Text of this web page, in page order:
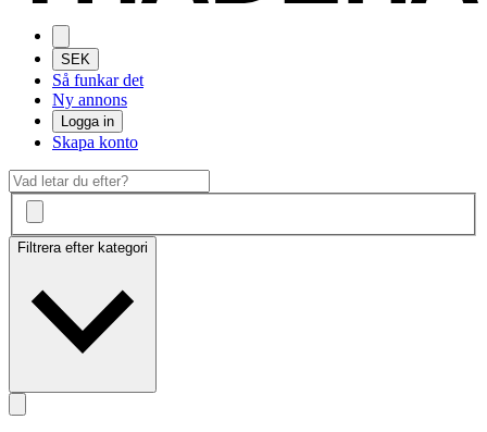
SEK
Så funkar det
Ny annons
Logga in
Skapa konto
Filtrera efter kategori